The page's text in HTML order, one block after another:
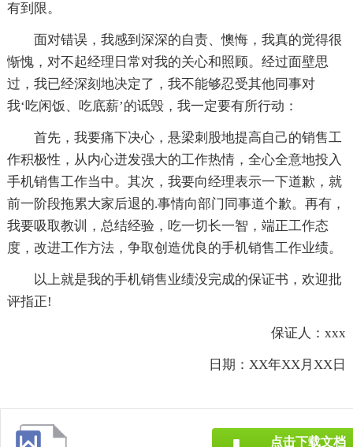
有到限。
面对错误，我感到深深的自责、懊悔，我真的觉得很
惭愧，对不起经理日常对我的关心和照顾。经过面壁思
过，我已经深刻地决定了，我不能够忍受其他同事对
我‘吃闲饭、吃底薪’的诋毁，我一定要有所行动：
首先，我要痛下决心，悬梁刺股地提高自己的销售工
作积极性，从内心迸发强大的工作热情，全心全意地投入
手机销售工作当中。其次，我要向经理表示一下道歉，就
前一阶段拖累大家后退的.事情向部门同事道个歉。再有，
我要吸取教训，总结经验，吃一切长一智，端正工作态
度，改进工作方法，争取创造优良的手机销售工作业绩。
以上就是我的手机销售业绩没完成的保证书，欢迎批
评指正!
保证人：xxx
日期：XX年XX月XX日
点击下载文档